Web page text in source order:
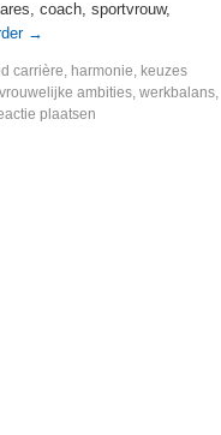
coach, sportvrouw,
→
carrière, harmonie, keuzes
vrouwelijke ambities, werkbalans,
plaatsen